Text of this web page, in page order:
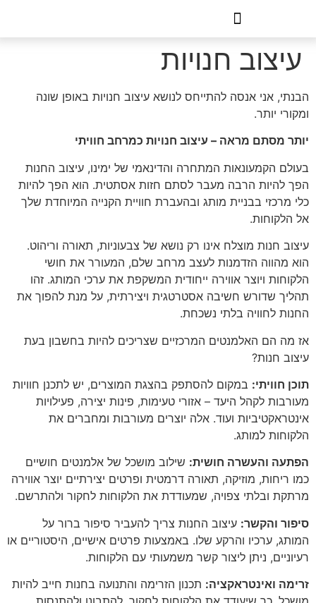
עיצוב חנויות
הבנתי, אני אנסה להתייחס לנושא עיצוב חנויות באופן שונה
ומקורי יותר.
יותר מסתם מראה – עיצוב חנויות כמרחב חוויתי
בעולם הקמעונאות המתחרה והדינאמי של ימינו, עיצוב החנות
הפך להיות הרבה מעבר לסתם חזות אסתטית. הוא הפך להיות
כלי מרכזי בבניית מותג ובהעברת חוויית הקנייה המיוחדת שלך
אל הלקוחות.
עיצוב חנות מוצלח אינו רק נושא של צבעוניות, תאורה וריהוט.
הוא מהווה הזדמנות לעצב מרחב שלם, המעורר את חושי
הלקוחות ויוצר אווירה ייחודית המשקפת את ערכי המותג. זהו
תהליך שדורש חשיבה אסטרטגית ויצירתית, על מנת להפוך את
החנות לחוויה בלתי נשכחת.
אז מה הם האלמנטים המרכזיים שצריכים להיות בחשבון בעת
עיצוב חנות?
תוכן חוויתי: במקום להסתפק בהצגת המוצרים, יש לתכנן חוויות
מעורבות לקהל היעד – אזורי טעימות, פינות יצירה, פעילויות
אינטראקטיביות ועוד. אלה יוצרים מעורבות ומחברים את
הלקוחות למותג.
הפתעה והעשרה חושית: שילוב מושכל של אלמנטים חושיים
כמו ריחות, מוזיקה, תאורה דרמטית ופרטים יצירתיים יוצר אווירה
מרתקת ובלתי צפויה, שמעודדת את הלקוחות לחקור ולהתרשם.
סיפור והקשר: עיצוב החנות צריך להעביר סיפור ברור על
המותג, ערכיו והרקע שלו. באמצעות פרטים אישיים, היסטוריים או
רעיוניים, ניתן ליצור קשר משמעותי עם הלקוחות.
זרימה ואינטראקציה: תכנון הזרימה והתנועה בחנות חייב להיות